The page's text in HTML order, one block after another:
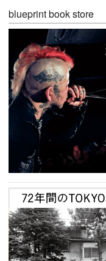
blueprint book store